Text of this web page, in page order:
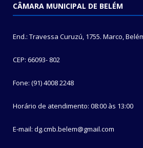
CÂMARA MUNICIPAL DE BELÉM
End.: Travessa Curuzú, 1755. Marco,
CEP: 66093- 802
Fone: (91) 4008 2248
Horário de atendimento: 08:00 às 13:00
E-mail: dg.cmb.belem@gmail.com